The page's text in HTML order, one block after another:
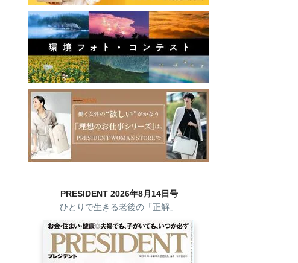
PRESIDENT 2026年8月14日号
ひとりで生きる老後の「正解」